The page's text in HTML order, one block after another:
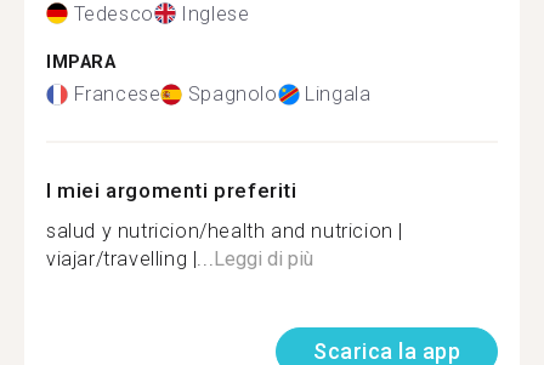
Tedesco Inglese
IMPARA
Francese Spagnolo Lingala
I miei argomenti preferiti
salud y nutricion/health and nutricion |
viajar/travelling |...Leggi di più
Scarica la app